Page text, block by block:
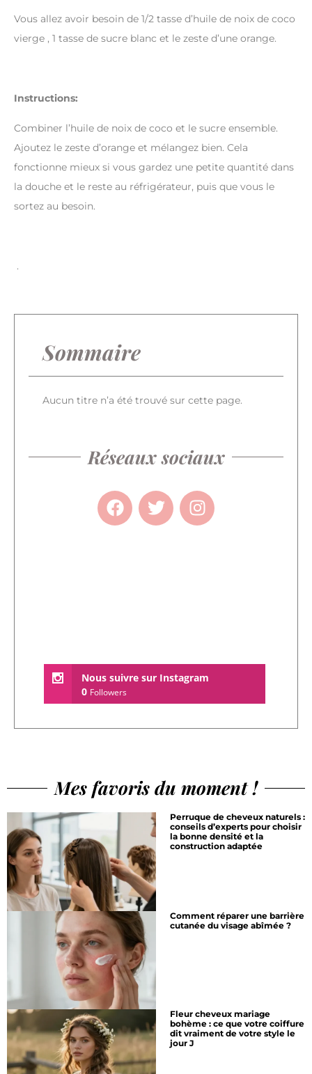
Vous allez avoir besoin de 1/2 tasse d’huile de noix de coco
vierge , 1 tasse de sucre blanc et le zeste d’une orange.
Instructions:
Combiner l’huile de noix de coco et le sucre ensemble.
Ajoutez le zeste d’orange et mélangez bien. Cela
fonctionne mieux si vous gardez une petite quantité dans
la douche et le reste au réfrigérateur, puis que vous le
sortez au besoin.
.
Sommaire
Aucun titre n’a été trouvé sur cette page.
Réseaux sociaux
Nous suivre sur Instagram
0 Followers
Mes favoris du moment !
Perruque de cheveux naturels :
conseils d’experts pour choisir
la bonne densité et la
construction adaptée
Comment réparer une barrière
cutanée du visage abîmée ?
Fleur cheveux mariage
bohème : ce que votre coiffure
dit vraiment de votre style le
jour J